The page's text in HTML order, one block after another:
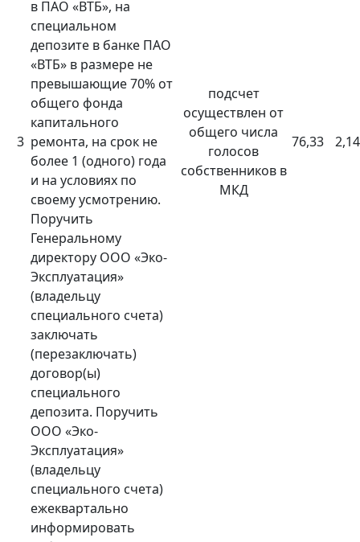
3
в ПАО «ВТБ», на
специальном
депозите в банке ПАО
«ВТБ» в размере не
превышающие 70% от
общего фонда
капитального
ремонта, на срок не
более 1 (одного) года
и на условиях по
своему усмотрению.
Поручить
Генеральному
директору ООО «Эко-
Эксплуатация»
(владельцу
специального счета)
заключать
(перезаключать)
договор(ы)
специального
депозита. Поручить
ООО «Эко-
Эксплуатация»
(владельцу
специального счета)
ежеквартально
информировать
подсчет
осуществлен от
общего числа
голосов
собственников в
МКД
76,33 2,14